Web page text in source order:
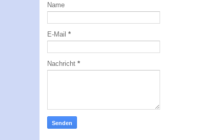
Name
E-Mail *
Nachricht *